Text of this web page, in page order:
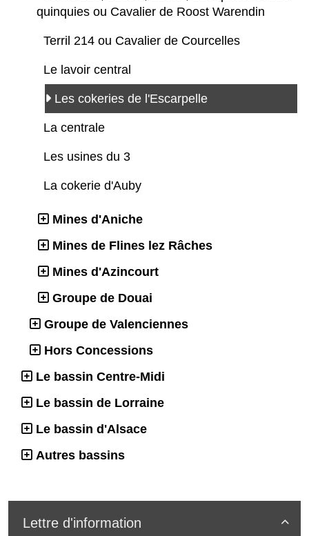
quinquies ou Cavalier de Roost Warendin
Terril 214 ou Cavalier de Courcelles
Le lavoir central
Les cokeries de l'Escarpelle
La centrale
Les usines du 3
La cokerie d'Auby
Mines d'Aniche
Mines de Flines lez Râches
Mines d'Azincourt
Groupe de Douai
Groupe de Valenciennes
Hors Concessions
Le bassin Centre-Midi
Le bassin de Lorraine
Le bassin d'Alsace
Autres bassins

Lettre d'information